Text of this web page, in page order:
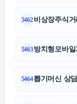
5462비상장주식거
5463방치형모바일
5464뽑기머신 상